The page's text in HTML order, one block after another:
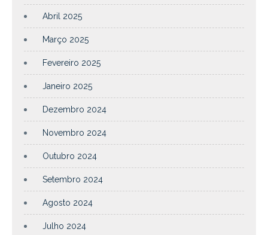
Abril 2025
Março 2025
Fevereiro 2025
Janeiro 2025
Dezembro 2024
Novembro 2024
Outubro 2024
Setembro 2024
Agosto 2024
Julho 2024